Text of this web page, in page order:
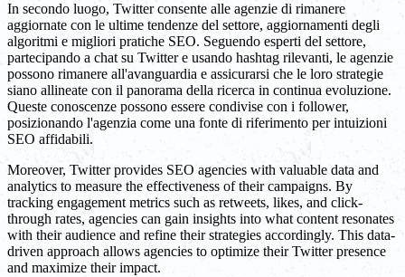
In secondo luogo, Twitter consente alle agenzie di rimanere
aggiornate con le ultime tendenze del settore, aggiornamenti degli
algoritmi e migliori pratiche SEO. Seguendo esperti del settore,
partecipando a chat su Twitter e usando hashtag rilevanti, le agenzie
possono rimanere all'avanguardia e assicurarsi che le loro strategie
siano allineate con il panorama della ricerca in continua evoluzione.
Queste conoscenze possono essere condivise con i follower,
posizionando l'agenzia come una fonte di riferimento per intuizioni
SEO affidabili.
Moreover, Twitter provides SEO agencies with valuable data and
analytics to measure the effectiveness of their campaigns. By
tracking engagement metrics such as retweets, likes, and click-
through rates, agencies can gain insights into what content resonates
with their audience and refine their strategies accordingly. This data-
driven approach allows agencies to optimize their Twitter presence
and maximize their impact.